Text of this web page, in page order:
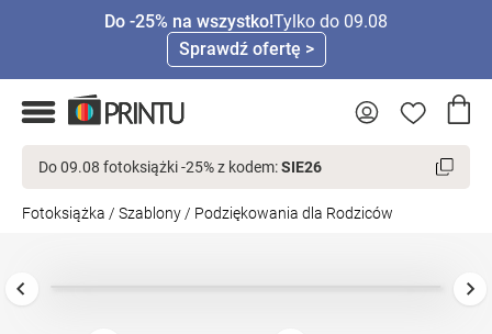
Do -25% na wszystko!Tylko do 09.08
Sprawdź ofertę >
Do 09.08 fotoksiążki -25% z kodem:SIE26
Fotoksiążka / Szablony / Podziękowania dla Rodziców